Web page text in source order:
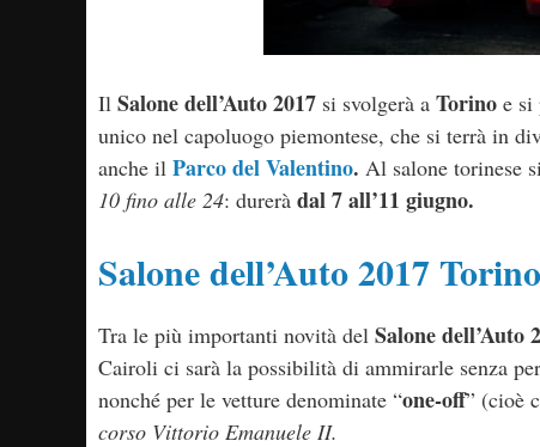
Il Salone dell’Auto 2017 si svolgerà a Torino e si
unico nel capoluogo piemontese, che si terrà in
anche il Parco del Valentino. Al salone torinese
10 fino alle 24: durerà dal 7 all’11 giugno.
Salone dell’Auto 2017
Tra le più importanti novità del Salone dell’Auto
Cairoli ci sarà la possibilità di ammirarle senza
nonché per le vetture denominate “one-off” (cioè
corso Vittorio Emanuele II.